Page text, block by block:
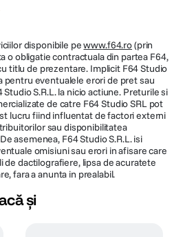
disponibile pewww.f64.ro(prin
o obligatie contractuala din partea F64,
titlu de prezentare. Implicit F64 Studio
pentru eventualele erori de pret sau
S.R.L. la nicio actiune. Preturile si
de catre F64 Studio SRL pot
lucru fiind influentat de factori externi
sau disponibilitatea
asemenea, F64 Studio S.R.L. isi
omisiuni sau erori in afisare care
de dactilografiere, lipsa de acuratete
fara a anunta in prealabil.
și